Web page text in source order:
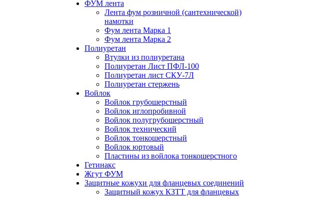
ФУМ лента
Лента фум розничной (сантехнической)
намотки
Фум лента Марка 1
Фум лента Марка 2
Полиуретан
Втулки из полиуретана
Полиуретан Лист ПФЛ-100
Полиуретан лист СКУ-7Л
Полиуретан стержень
Войлок
Войлок грубошерстный
Войлок иглопробивной
Войлок полугрубошерстный
Войлок технический
Войлок тонкошерстный
Войлок юртовый
Пластины из войлока тонкошерстного
Гетинакс
Жгут ФУМ
Защитные кожухи для фланцевых соединений
Защитный кожух КЗТТ для фланцевых